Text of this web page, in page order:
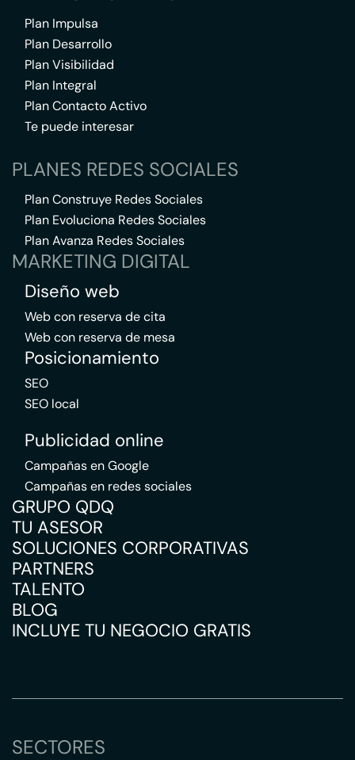
Plan Impulsa
Plan Desarrollo
Plan Visibilidad
Plan Integral
Plan Contacto Activo
Te puede interesar
PLANES REDES SOCIALES
Plan Construye Redes Sociales
Plan Evoluciona Redes Sociales
Plan Avanza Redes Sociales
MARKETING DIGITAL
Diseño web
Web con reserva de cita
Web con reserva de mesa
Posicionamiento
SEO
SEO local
Publicidad online
Campañas en Google
Campañas en redes sociales
GRUPO QDQ
TU ASESOR
SOLUCIONES CORPORATIVAS
PARTNERS
TALENTO
BLOG
INCLUYE TU NEGOCIO GRATIS
SECTORES